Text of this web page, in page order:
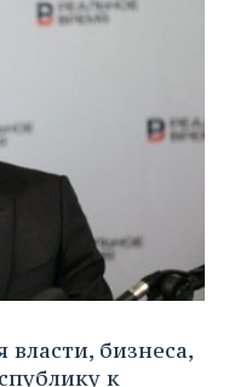
бизнеса,
к